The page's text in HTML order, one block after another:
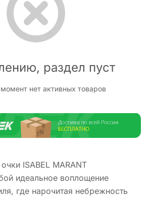
раздел пуст
нет активных товаров
ISABEL MARANT
идеальное воплощение
где нарочитая небрежность